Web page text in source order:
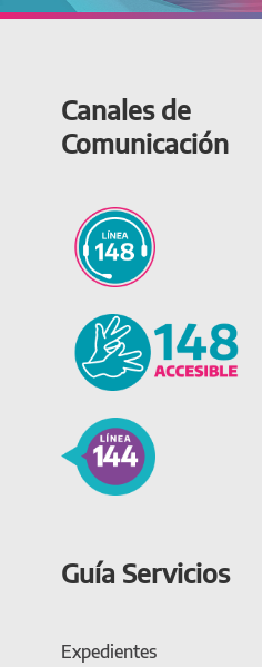
Canales de
Comunicación
Guía Servicios
Expedientes